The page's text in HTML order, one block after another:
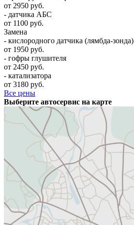
от 2950 руб.
- датчика АБС
от 1100 руб.
Замена
- кислородного датчика (лямбда-зонда)
от 1950 руб.
- гофры глушителя
от 2450 руб.
- катализатора
от 3180 руб.
Все цены
Выберите автосервис на карте